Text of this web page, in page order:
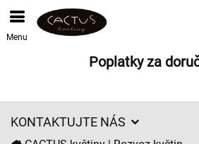
Menu
Poplatky za
KONTAKTUJTE NÁS